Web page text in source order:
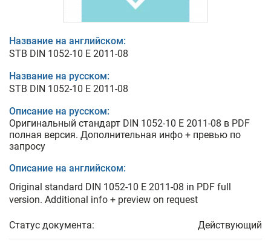
Название на английском:
STB DIN 1052-10 E 2011-08
Название на русском:
STB DIN 1052-10 E 2011-08
Описание на русском:
Оригинальный стандарт DIN 1052-10 E 2011-08 в PDF
полная версия. Дополнительная инфо + превью по
запросу
Описание на английском:
Original standard DIN 1052-10 E 2011-08 in PDF full
version. Additional info + preview on request
Статус документа: Действующий